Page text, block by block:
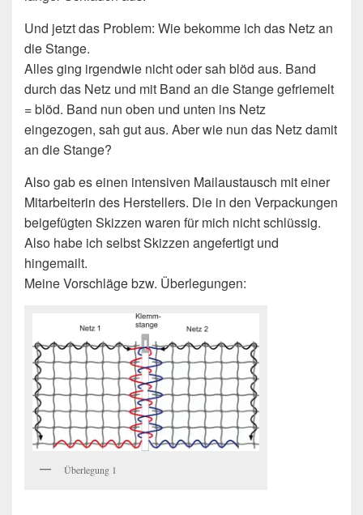
Und jetzt das Problem: Wie bekomme ich das Netz an
die Stange.
Alles ging irgendwie nicht oder sah blöd aus. Band
durch das Netz und mit Band an die Stange gefriemelt
= blöd. Band nun oben und unten ins Netz
eingezogen, sah gut aus. Aber wie nun das Netz damit
an die Stange?
Also gab es einen intensiven Mailaustausch mit einer
Mitarbeiterin des Herstellers. Die in den Verpackungen
beigefügten Skizzen waren für mich nicht schlüssig.
Also habe ich selbst Skizzen angefertigt und
hingemailt.
Meine Vorschläge bzw. Überlegungen:
Überlegung 1